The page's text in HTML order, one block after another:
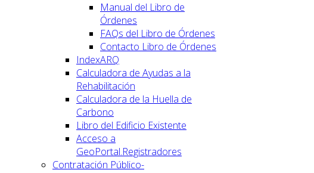
Manual del Libro de
Órdenes
FAQs del Libro de Órdenes
Contacto Libro de Órdenes
IndexARQ
Calculadora de Ayudas a la
Rehabilitación
Calculadora de la Huella de
Carbono
Libro del Edificio Existente
Acceso a
GeoPortal.Registradores
Contratación Público-